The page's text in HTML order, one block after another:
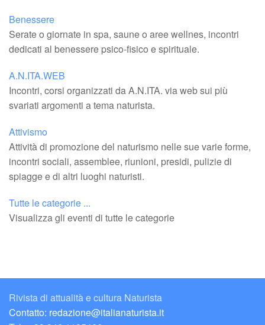
Benessere
Serate o giornate in spa, saune o aree wellnes, incontri
dedicati al benessere psico-fisico e spirituale.
A.N.ITA.WEB
Incontri, corsi organizzati da A.N.ITA. via web sui più
svariati argomenti a tema naturista.
Attivismo
Attività di promozione del naturismo nelle sue varie forme,
incontri sociali, assemblee, riunioni, presidi, pulizie di
spiagge e di altri luoghi naturisti.
Tutte le categorie ...
Visualizza gli eventi di tutte le categorie
Rivista di attualità e cultura Naturista
Contatto: redazione@italianaturista.it